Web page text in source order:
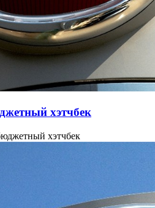
хэтчбек
хэтчбек